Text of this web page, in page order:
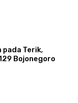
pada Terik,
Bojonegoro